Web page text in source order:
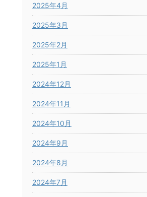
2025年4月
2025年3月
2025年2月
2025年1月
2024年12月
2024年11月
2024年10月
2024年9月
2024年8月
2024年7月